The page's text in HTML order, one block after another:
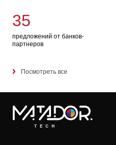
35
предложений от банков-
партнеров
Посмотреть все
TECH